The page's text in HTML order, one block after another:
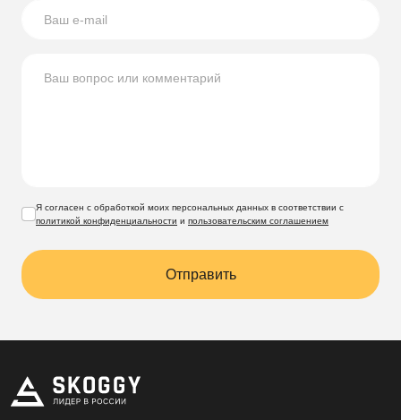
области.
Я согласен с обработкой моих персональных данных в соответствии с
политикой конфиденциальности и пользовательским соглашением
Отправить